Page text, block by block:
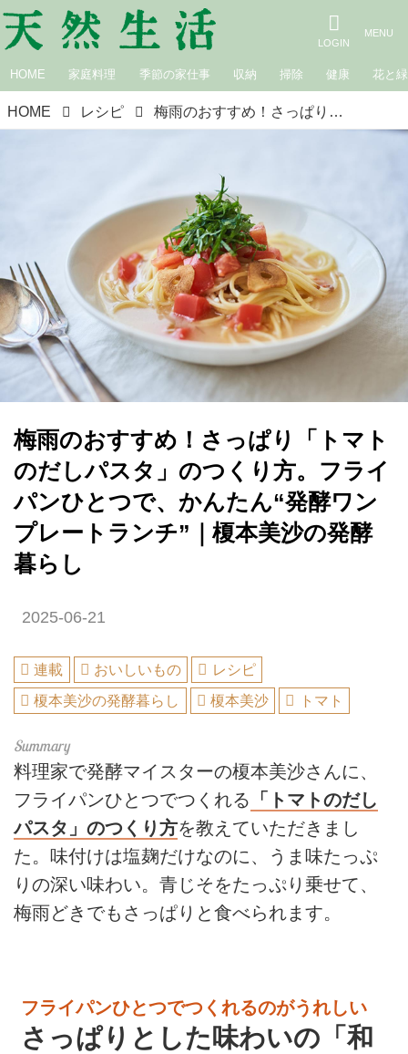
HOME 家庭料理 季節の家仕事 収納 掃除 健康 花と緑
HOME レシピ 梅雨のおすすめ！さっぱり「トマトのだしパスタ」のつくり方。フライパンひとつで、かんたん“発酵ワンプレートランチ”｜榎本美沙の発酵暮らし
梅雨のおすすめ！さっぱり「トマト
のだしパスタ」のつくり方。フライ
パンひとつで、かんたん“発酵ワン
プレートランチ”｜榎本美沙の発酵
暮らし
2025-06-21
連載 おいしいもの
レシピ
榎本美沙の発酵暮らし
榎本美沙 トマト
料理家で発酵マイスターの榎本美沙さんに、
フライパンひとつでつくれる 「トマトのだし
パスタ」のつくり方を教えていただきまし
た。味付けは塩麹だけなのに、うま味たっぷ
りの深い味わい。青じそをたっぷり乗せて、
梅雨どきでもさっぱりと食べられます。
フライパンひとつでつくれるのがうれしい
さっぱりとした味わいの「和